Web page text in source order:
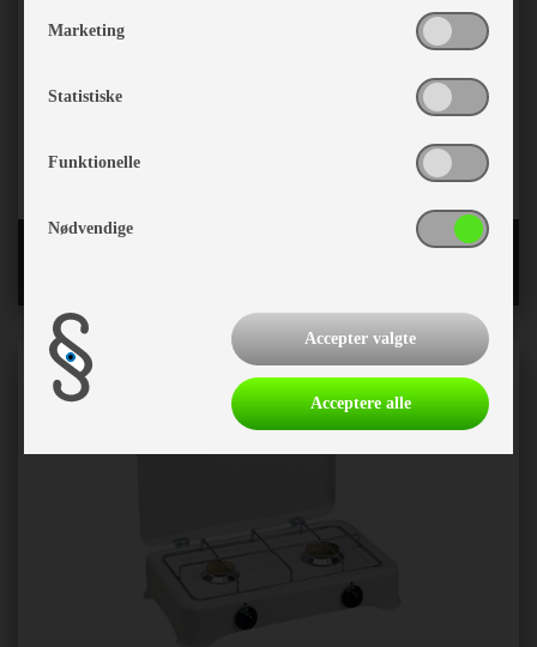
Marketing
Statistiske
Funktionelle
Nødvendige
Accepter valgte
Acceptere alle